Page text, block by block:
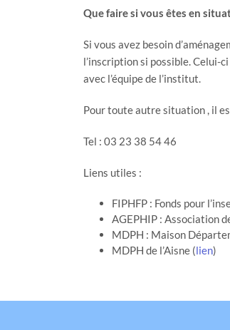
Que faire si vous êtes en
Si vous avez besoin
l’inscription si possible. Celui-
avec l’équipe de l’institut.
Pour toute autre situation , il
Tel : 03 23 38 54 46
Liens utiles :
FIPHFP : Fonds pour
AGEPHIP : Association
MDPH : Maison
MDPH de l’Aisne (lien)